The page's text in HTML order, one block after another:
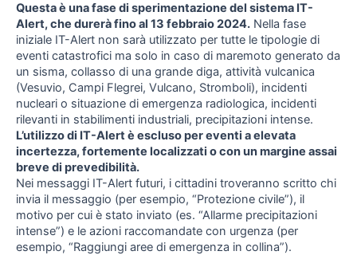
Questa è una fase di sperimentazione del sistema IT-
Alert, che durerà fino al 13 febbraio 2024. Nella fase
iniziale IT-Alert non sarà utilizzato per tutte le tipologie di
eventi catastrofici ma solo in caso di maremoto generato da
un sisma, collasso di una grande diga, attività vulcanica
(Vesuvio, Campi Flegrei, Vulcano, Stromboli), incidenti
nucleari o situazione di emergenza radiologica, incidenti
rilevanti in stabilimenti industriali, precipitazioni intense.
L’utilizzo di IT-Alert è escluso per eventi a elevata
incertezza, fortemente localizzati o con un margine assai
breve di prevedibilità.
Nei messaggi IT-Alert futuri, i cittadini troveranno scritto chi
invia il messaggio (per esempio, “Protezione civile”), il
motivo per cui è stato inviato (es. “Allarme precipitazioni
intense”) e le azioni raccomandate con urgenza (per
esempio, “Raggiungi aree di emergenza in collina”).